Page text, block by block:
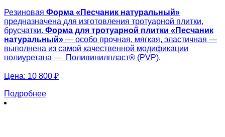
Резиновая Форма « Песчаник натуральный»
предназначена для изготовления тротуарной плитки,
брусчатки. Форма для тротуарной плитки « Песчаник
натуральный» — особо прочная, мягкая, эластичная —
выполнена из самой качественной модификации
полиуретана — Поливинилпласт® (PVP).
Цена: 10 800 ₽
Подробнее